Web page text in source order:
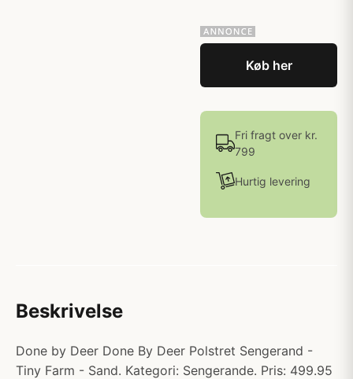
Køb her
Fri fragt over kr.
799
Hurtig levering
Beskrivelse
Done by Deer Done By Deer Polstret Sengerand -
Tiny Farm - Sand. Kategori: Sengerande. Pris: 499.95